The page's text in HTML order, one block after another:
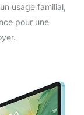
usage familial,
pour une